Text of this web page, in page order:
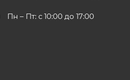
Пн – Пт: с 10:00 до 17:00